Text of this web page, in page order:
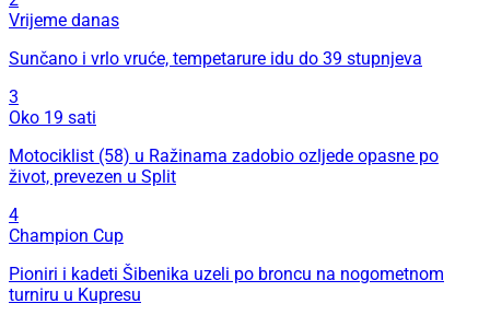
Vrijeme danas
Sunčano i vrlo vruće, tempetarure idu do 39 stupnjeva
3
Oko 19 sati
Motociklist (58) u Ražinama zadobio ozljede opasne po
život, prevezen u Split
4
Champion Cup
Pioniri i kadeti Šibenika uzeli po broncu na nogometnom
turniru u Kupresu